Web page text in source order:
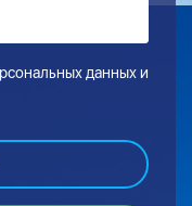
данных и